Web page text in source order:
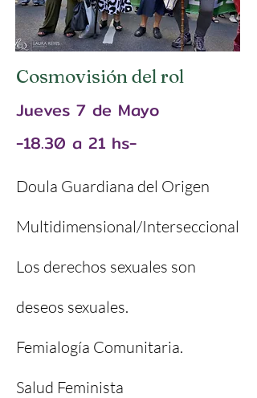
Cosmovisióndel rol
Jueves 7 de Mayo
-18.30 a 21 hs-
Doula Guardiana del Origen
Multidimensional/Interseccional
Los derechos sexuales son
deseos sexuales.
Femialogía Comunitaria.
Salud Feminista